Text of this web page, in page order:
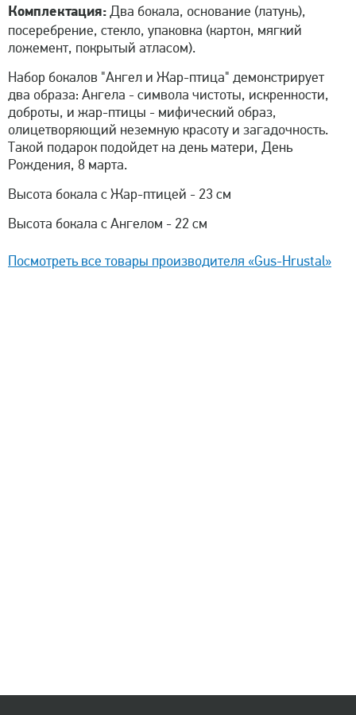
Комплектация:Два бокала, основание (латунь),
посеребрение, стекло, упаковка (картон, мягкий
ложемент, покрытый атласом).
Набор бокалов "Ангел и Жар-птица" демонстрирует
два образа: Ангела - символа чистоты, искренности,
доброты, и жар-птицы - мифический образ,
олицетворяющий неземную красоту и загадочность.
Такой подарок подойдет на день матери, День
Рождения, 8 марта.
Высота бокала с Жар-птицей - 23 см
Высота бокала с Ангелом - 22 см
Посмотреть все товары производителя «Gus-Hrustal»